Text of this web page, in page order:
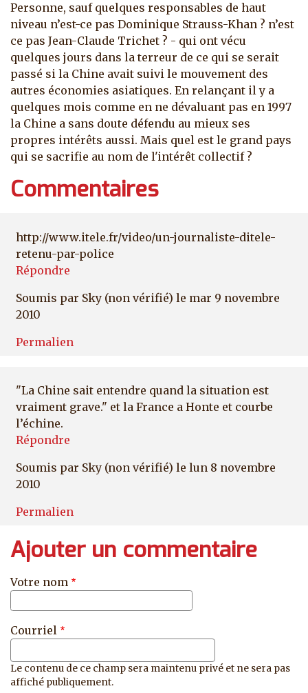
Personne, sauf quelques responsables de haut
niveau n’est-ce pas Dominique Strauss-Khan ? n’est
ce pas Jean-Claude Trichet ? - qui ont vécu
quelques jours dans la terreur de ce qui se serait
passé si la Chine avait suivi le mouvement des
autres économies asiatiques. En relançant il y a
quelques mois comme en ne dévaluant pas en 1997
la Chine a sans doute défendu au mieux ses
propres intérêts aussi. Mais quel est le grand pays
qui se sacrifie au nom de l'intérêt collectif ?
Commentaires
http://www.itele.fr/video/un-journaliste-ditele-
retenu-par-police
Répondre
Soumis par Sky (non vérifié) le mar 9 novembre
2010
Permalien
"La Chine sait entendre quand la situation est
vraiment grave." et la France a Honte et courbe
l’échine.
Répondre
Soumis par Sky (non vérifié) le lun 8 novembre
2010
Permalien
Ajouter un commentaire
Votre nom
Courriel
Le contenu de ce champ sera maintenu privé et ne sera pas
affiché publiquement.